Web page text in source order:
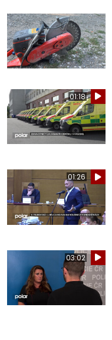
01:18
01:26
03:02